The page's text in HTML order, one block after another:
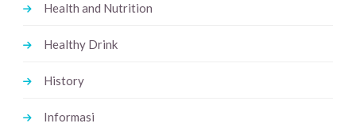
Health and Nutrition
Healthy Drink
History
Informasi